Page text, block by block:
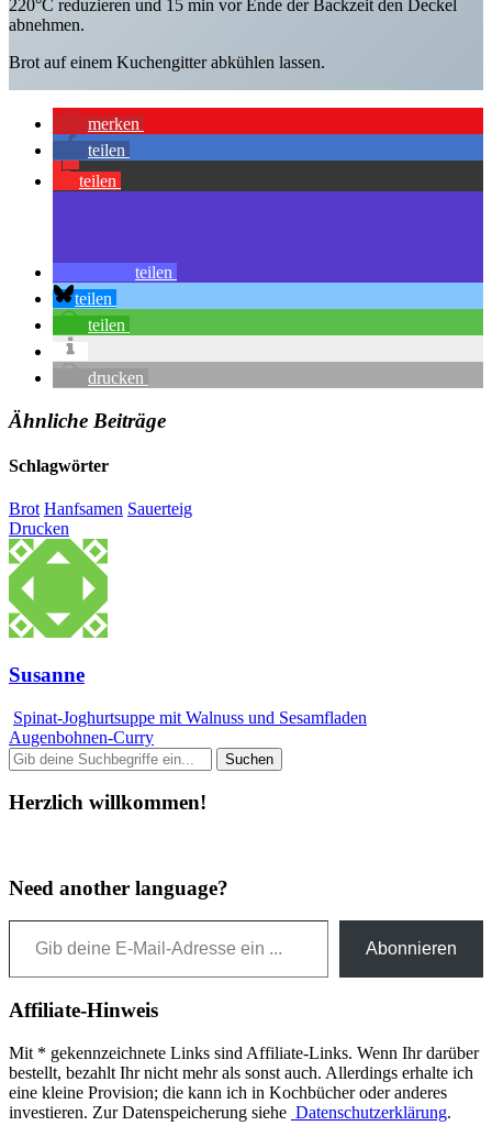
220°C reduzieren und 15 min vor Ende der Backzeit den Deckel
abnehmen.
Brot auf einem Kuchengitter abkühlen lassen.
merken
teilen
teilen
teilen
teilen
teilen
drucken
Ähnliche Beiträge
Schlagwörter
Brot Hanfsamen Sauerteig
Drucken
Susanne
Spinat-Joghurtsuppe mit Walnuss und Sesamfladen
Augenbohnen-Curry
Herzlich willkommen!
Need another language?
Gib deine E-Mail-Adresse ein ...
Abonnieren
Affiliate-Hinweis
Mit * gekennzeichnete Links sind Affiliate-Links. Wenn Ihr darüber
bestellt, bezahlt Ihr nicht mehr als sonst auch. Allerdings erhalte ich
eine kleine Provision; die kann ich in Kochbücher oder anderes
investieren. Zur Datenspeicherung siehe Datenschutzerklärung.